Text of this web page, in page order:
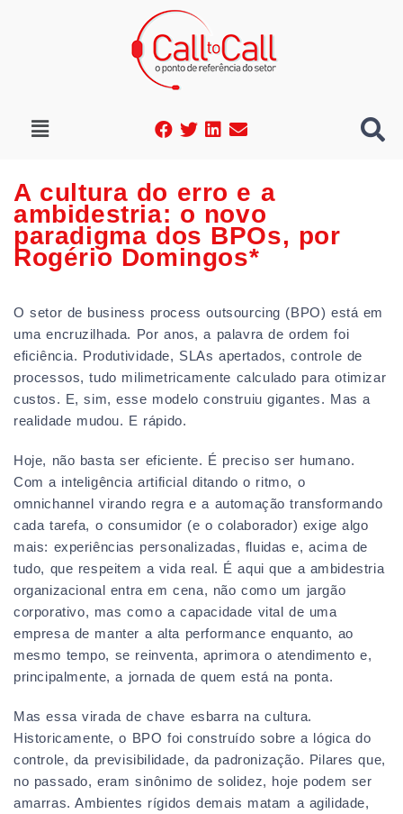
A cultura do erro e a
ambidestria: o novo
paradigma dos BPOs, por
Rogério Domingos*
O setor de business process outsourcing (BPO) está em
uma encruzilhada. Por anos, a palavra de ordem foi
eficiência. Produtividade, SLAs apertados, controle de
processos, tudo milimetricamente calculado para otimizar
custos. E, sim, esse modelo construiu gigantes. Mas a
realidade mudou. E rápido.
Hoje, não basta ser eficiente. É preciso ser humano.
Com a inteligência artificial ditando o ritmo, o
omnichannel virando regra e a automação transformando
cada tarefa, o consumidor (e o colaborador) exige algo
mais: experiências personalizadas, fluidas e, acima de
tudo, que respeitem a vida real. É aqui que a ambidestria
organizacional entra em cena, não como um jargão
corporativo, mas como a capacidade vital de uma
empresa de manter a alta performance enquanto, ao
mesmo tempo, se reinventa, aprimora o atendimento e,
principalmente, a jornada de quem está na ponta.
Mas essa virada de chave esbarra na cultura.
Historicamente, o BPO foi construído sobre a lógica do
controle, da previsibilidade, da padronização. Pilares que,
no passado, eram sinônimo de solidez, hoje podem ser
amarras. Ambientes rígidos demais matam a agilidade,